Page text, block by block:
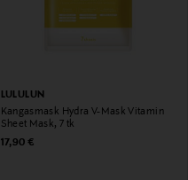
LULULUN
Kangasmask Hydra V-Mask Vitamin
Sheet Mask, 7 tk
Original Price
17,90 €